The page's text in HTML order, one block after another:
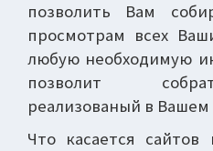
позволить Вам
просмотрам всех
любую необходимую
позволит
реализованый в
Что касается